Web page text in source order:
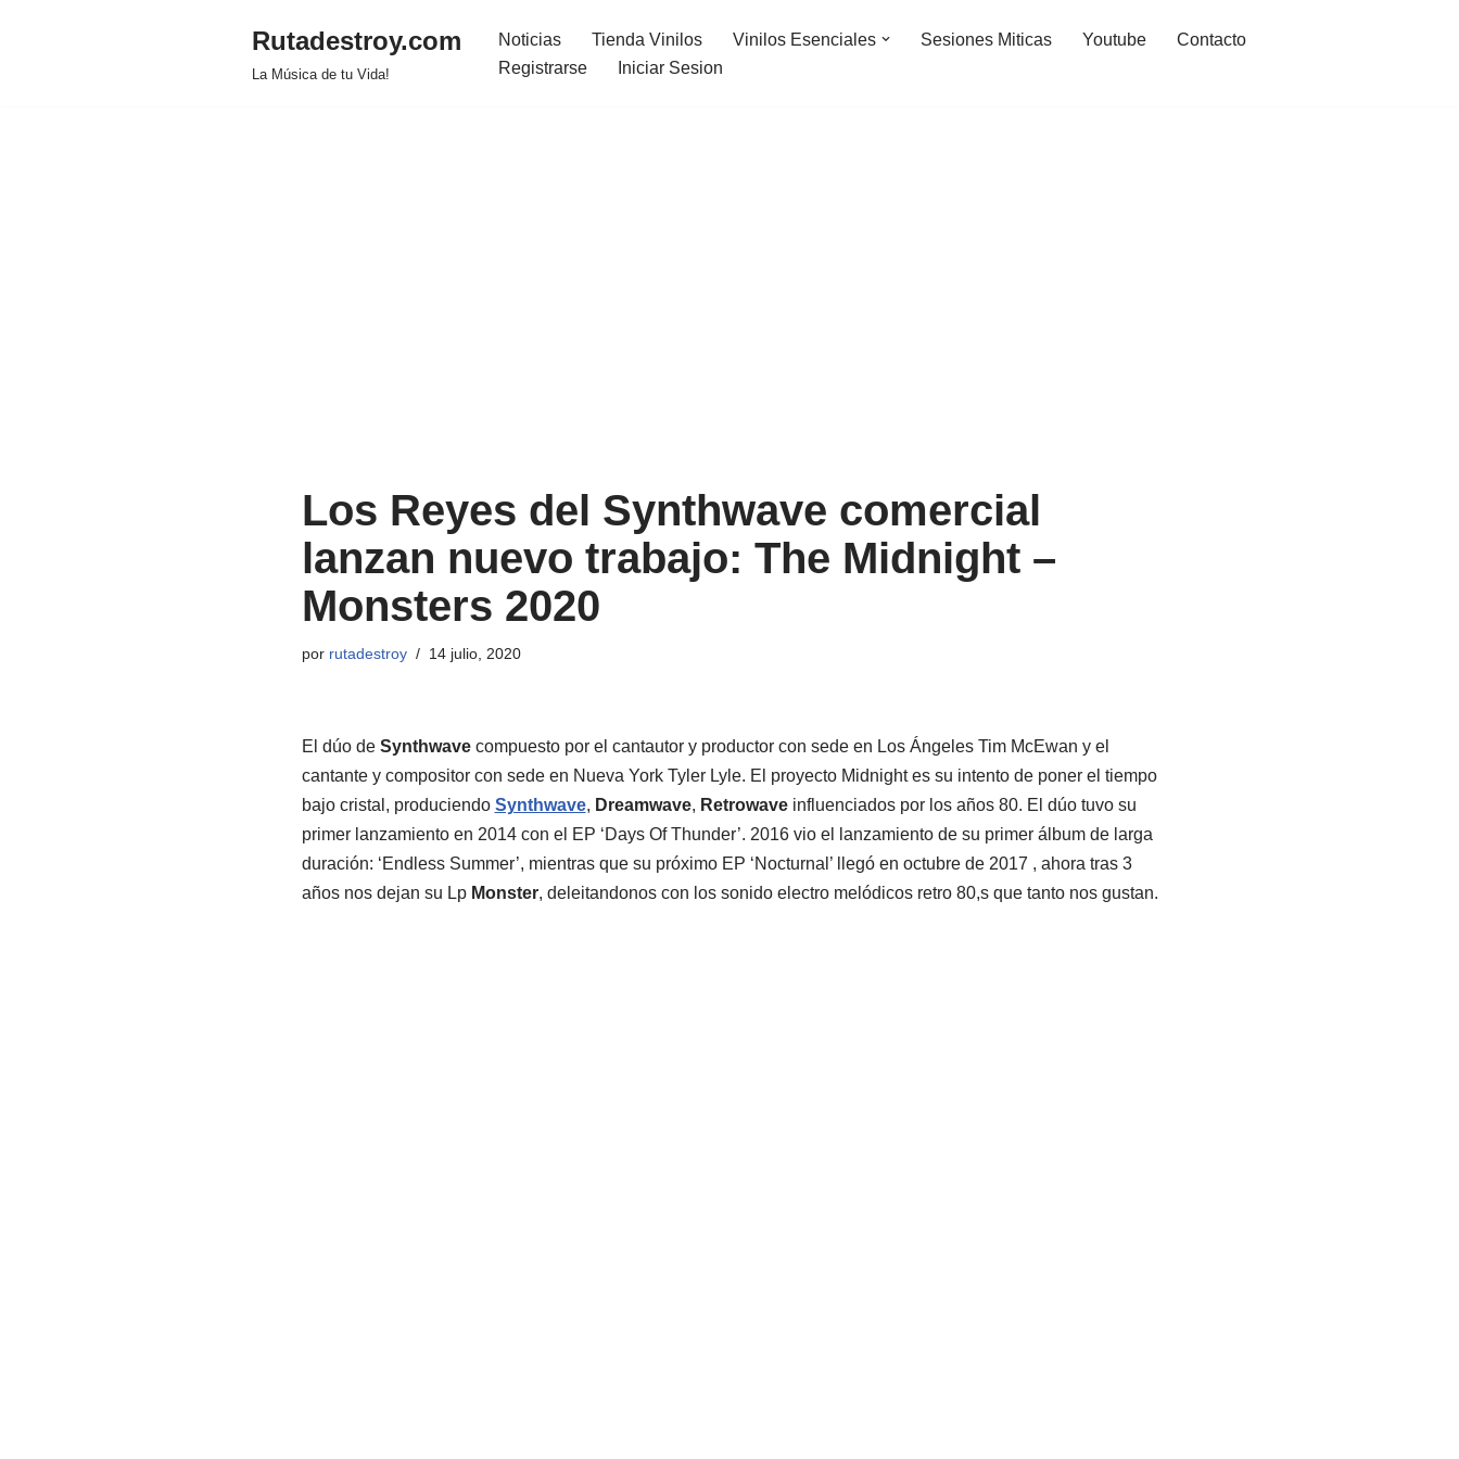
Rutadestroy.com
La Música de tu Vida!
Noticias Tienda Vinilos Vinilos Esenciales Sesiones Miticas Youtube
Contacto
Registrarse
Iniciar Sesion
Los Reyes del Synthwave comercial
lanzan nuevo trabajo: The Midnight ‎–
Monsters 2020
por rutadestroy 14 julio, 2020
El dúo de Synthwave compuesto por el cantautor y productor con sede en Los Ángeles Tim McEwan y el
cantante y compositor con sede en Nueva York Tyler Lyle. El proyecto Midnight es su intento de poner el tiempo
bajo cristal, produciendo Synthwave, Dreamwave, Retrowaveinfluenciados por los años 80. El dúo tuvo su
primer lanzamiento en 2014 con el EP ‘Days Of Thunder’. 2016 vio el lanzamiento de su primer álbum de larga
duración: ‘Endless Summer’, mientras que su próximo EP ‘Nocturnal’ llegó en octubre de 2017 , ahora tras 3
años nos dejan su Lp Monster, deleitandonos con los sonido electro melódicos retro 80,s que tanto nos gustan.